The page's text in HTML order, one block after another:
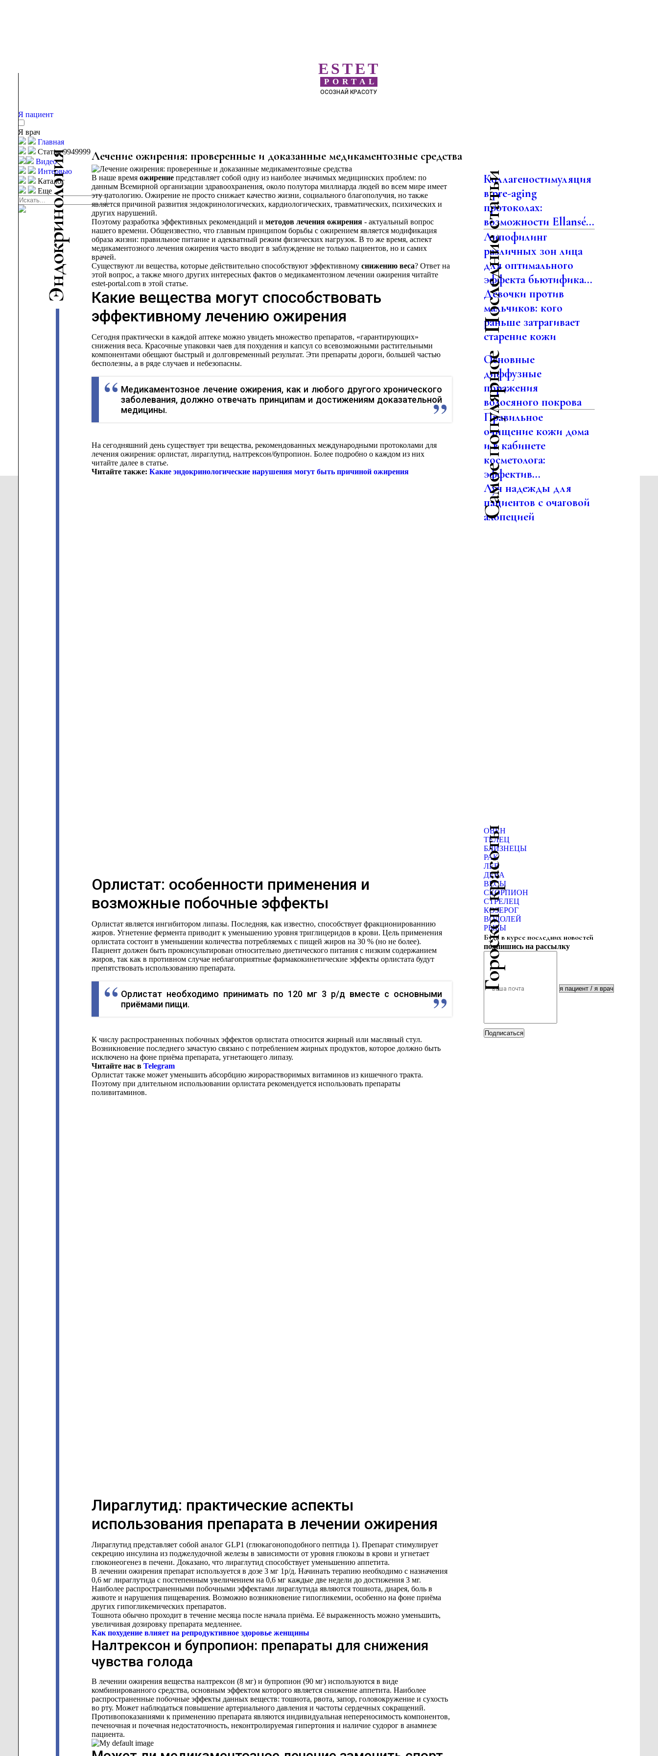
ESTET
PORTAL
ОСОЗНАЙ КРАСОТУ
Я пациент
Я врач
Главная
Статьи 9949999
Видео
Интервью
Каталог
Еще
Э
н
д
о
к
р
и
н
о
л
о
г
и
я Лечение ожирения: проверенные и доказанные медикаментозные средства
В наше время ожирениепредставляет собой одну из наиболее значимых медицинских проблем: по
данным Всемирной организации здравоохранения, около полутора миллиарда людей во всем мире имеет
эту патологию. Ожирение не просто снижает качество жизни, социального благополучия, но также
является причиной развития эндокринологических, кардиологических, травматических, психических и
других нарушений.
Поэтому разработка эффективных рекомендаций и методов лечения ожирения- актуальный вопрос
нашего времени. Общеизвестно, что главным принципом борьбы с ожирением является модификация
образа жизни: правильное питание и адекватный режим физических нагрузок. В то же время, аспект
медикаментозного лечения ожирения часто вводит в заблуждение не только пациентов, но и самих
врачей.
Существуют ли вещества, которые действительно способствуют эффективному снижению веса? Ответ на
этой вопрос, а также много других интересных фактов о медикаментозном лечении ожирения читайте
estet-portal.com в этой статье.
Какие вещества могут способствовать
эффективному лечению ожирения
Сегодня практически в каждой аптеке можно увидеть множество препаратов, «гарантирующих»
снижения веса. Красочные упаковки чаев для похудения и капсул со всевозможными растительными
компонентами обещают быстрый и долговременный результат. Эти препараты дороги, большей частью
бесполезны, а в ряде случаев и небезопасны.
Медикаментозное лечение ожирения, как и любого другого хронического
заболевания, должно отвечать принципам и достижениям доказательной
медицины.
На сегодняшний день существует три вещества, рекомендованных международными протоколами для
лечения ожирения: орлистат, лираглутид, налтрексон/бупропион. Более подробно о каждом из них
читайте далее в статье.
Читайте также: Какие эндокринологические нарушения могут быть причиной ожирения
Орлистат: особенности применения и
возможные побочные эффекты
Орлистат является ингибитором липазы. Последняя, как известно, способствует фракционированнию
жиров. Угнетение фермента приводит к уменьшению уровня триглицеридов в крови. Цель применения
орлистата состоит в уменьшении количества потребляемых с пищей жиров на 30 % (но не более).
Пациент должен быть проконсультирован относительно диетического питания с низким содержанием
жиров, так как в противном случае неблагоприятные фармакокинетические эффекты орлистата будут
препятствовать использованию препарата.
Орлистат необходимо принимать по 120 мг 3 р/д вместе с основными
приёмами пищи.
К числу распространенных побочных эффектов орлистата относится жирный или масляный стул.
Возникновение последнего зачастую связано с потреблением жирных продуктов, которое должно быть
исключено на фоне приёма препарата, угнетающего липазу.
Читайте нас в Telegram
Орлистат также может уменьшить абсорбцию жирорастворимых витаминов из кишечного тракта.
Поэтому при длительном использовании орлистата рекомендуется использовать препараты
поливитаминов.
Лираглутид: практические аспекты
использования препарата в лечении ожирения
Лираглутид представляет собой аналог GLP1 (глюкагоноподобного пептида 1). Препарат стимулирует
секрецию инсулина из поджелудочной железы в зависимости от уровня глюкозы в крови и угнетает
глюконеогенез в печени. Доказано, что лираглутид способствует уменьшению аппетита.
В лечении ожирения препарат используется в дозе 3 мг 1р/д. Начинать терапию необходимо с назначения
0,6 мг лираглутида с постепенным увеличением на 0,6 мг каждые две недели до достижения 3 мг.
Наиболее распространенными побочными эффектами лираглутида являются тошнота, диарея, боль в
животе и нарушения пищеварения. Возможно возникновение гипогликемии, особенно на фоне приёма
других гипогликемических препаратов.
Тошнота обычно проходит в течение месяца после начала приёма. Её выраженность можно уменьшить,
увеличивая дозировку препарата медленнее.
Как похудение влияет на репродуктивное здоровье женщины
Налтрексон и бупропион: препараты для снижения
чувства голода
В лечении ожирения вещества налтрексон (8 мг) и бупропион (90 мг) используются в виде
комбинированного средства, основным эффектом которого является снижение аппетита. Наиболее
распространенные побочные эффекты данных веществ: тошнота, рвота, запор, головокружение и сухость
во рту. Может наблюдаться повышение артериального давления и частоты сердечных сокращений.
Противопоказаниями к применению препарата являются индивидуальная непереносимость компонентов,
печеночная и почечная недостаточность, неконтролируемая гипертония и наличие судорог в анамнезе
пациента.
Последние статьи
Коллагеностимуляция
в pre-aging
протоколах:
возможности Ellansé...
Липофилинг
различных зон лица
для оптимального
эффекта бьютифика...
Девочки против
мальчиков: кого
раньше затрагивает
старение кожи
Самое популярное
Основные
диффузные
поражения
волосяного покрова
Правильное
очищение кожи дома
и в кабинете
косметолога:
эффектив...
Луч надежды для
пациентов с очаговой
алопецией
Гороскоп красоты
ОВЕН
ТЕЛЕЦ
БЛИЗНЕЦЫ
РАК
ЛЕВ
ДЕВА
ВЕСЫ
СКОРПИОН
СТРЕЛЕЦ
КОЗЕРОГ
ВОДОЛЕЙ
РЫБЫ
Будь в курсе последних новостей
подпишись на рассылку
Подписаться